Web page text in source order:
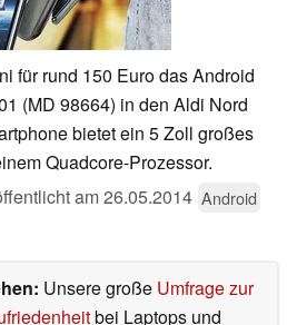
für rund 150 Euro das Android
(MD 98664) in den Aldi Nord
bietet ein 5 Zoll großes
Quadcore-Prozessor.
am26.05.2014 Android
Unsere große Umfrage zur
bei Laptops und